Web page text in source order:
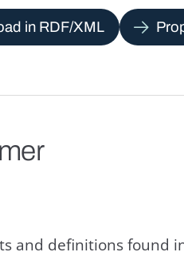
in RDF/XML
and definitions found